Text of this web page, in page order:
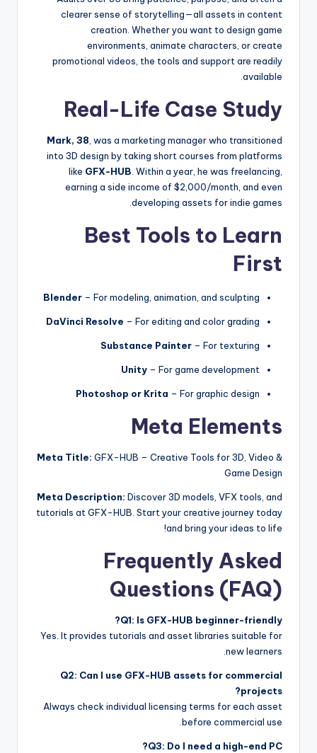
clearer sense of storytelling—all assets in content
creation. Whether you want to design game
environments, animate characters, or create
promotional videos, the tools and support are readily
available.
Real-Life Case Study
Mark, 38 , was a marketing manager who transitioned
into 3D design by taking short courses from platforms
like GFX-HUB . Within a year, he was freelancing,
earning a side income of $2,000/month, and even
developing assets for indie games.
Best Tools to Learn
First
Blender – For modeling, animation, and sculpting
DaVinci Resolve – For editing and color grading
Substance Painter – For texturing
Unity – For game development
Photoshop or Krita – For graphic design
Meta Elements
Meta Title: GFX-HUB – Creative Tools for 3D, Video &
Game Design
Meta Description: Discover 3D models, VFX tools, and
tutorials at GFX-HUB. Start your creative journey today
and bring your ideas to life!
Frequently Asked
Questions (FAQ)
Q1: Is GFX-HUB beginner-friendly?
Yes. It provides tutorials and asset libraries suitable for
new learners.
Q2: Can I use GFX-HUB assets for commercial
projects?
Always check individual licensing terms for each asset
before commercial use.
Q3: Do I need a high-end PC?